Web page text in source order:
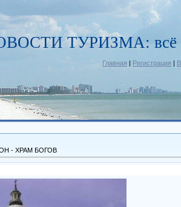
ТУРИЗМА: всё о
Главная | Регистрация |
- ХРАМ БОГОВ